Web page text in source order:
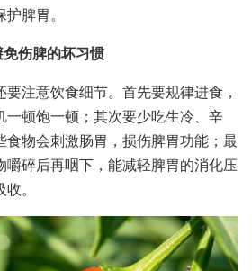
脾胃。
伤脾的坏习惯
要注意饮食细节。首先要规律进食，
一顿饱一顿；其次要少吃生冷、辛
食物会刺激肠胃，损伤脾胃功能；最
嚼碎后再咽下，能减轻脾胃的消化压
。